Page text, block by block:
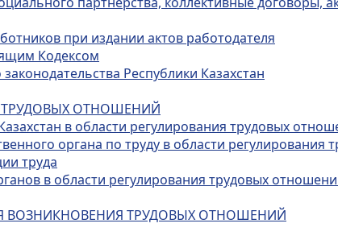
при издании актов работодателя
Кодексом
Республики Казахстан
ТРУДОВЫХ ОТНОШЕНИЙ
в области регулирования трудовых
органа по труду в области регулирования
труда
в области регулирования трудовых
ВОЗНИКНОВЕНИЯ ТРУДОВЫХ ОТНОШЕНИЙ